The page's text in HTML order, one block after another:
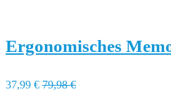
Ergonomisches
37,99 € 79,98 €